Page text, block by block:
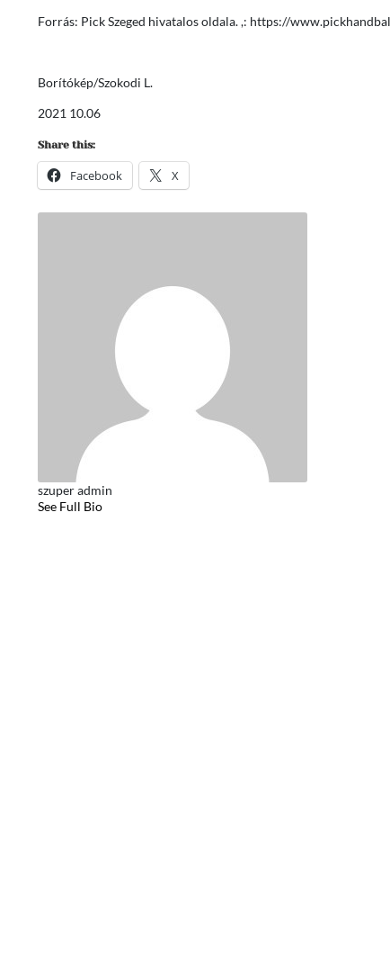
Forrás: Pick Szeged hivatalos oldala. ,: https://
Borítókép/Szokodi L.
2021 10.06
Share this:
Facebook X
szuper admin
See Full Bio